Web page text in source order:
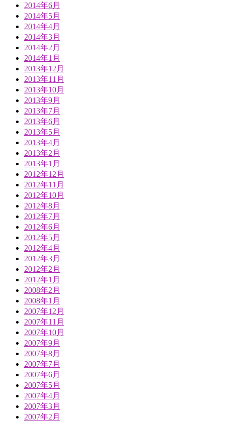
2014年6月
2014年5月
2014年4月
2014年3月
2014年2月
2014年1月
2013年12月
2013年11月
2013年10月
2013年9月
2013年7月
2013年6月
2013年5月
2013年4月
2013年2月
2013年1月
2012年12月
2012年11月
2012年10月
2012年8月
2012年7月
2012年6月
2012年5月
2012年4月
2012年3月
2012年2月
2012年1月
2008年2月
2008年1月
2007年12月
2007年11月
2007年10月
2007年9月
2007年8月
2007年7月
2007年6月
2007年5月
2007年4月
2007年3月
2007年2月